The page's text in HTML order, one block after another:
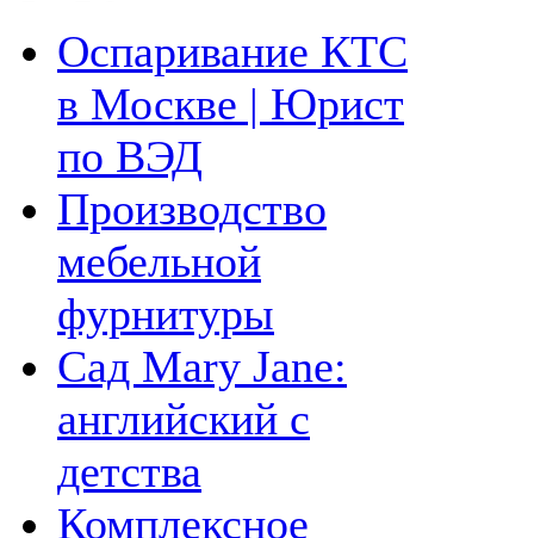
Оспаривание КТС
в Москве | Юрист
по ВЭД
Производство
мебельной
фурнитуры
Сад Mary Jane:
английский с
детства
Комплексное